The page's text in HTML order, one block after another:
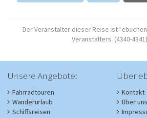
Der Veranstalter dieser Reise ist
Veranstalters. (4340-4341)
Unsere Angebote:
Fahrradtouren
Wanderurlaub
Schiffsreisen
Über
Kontakt
Über uns